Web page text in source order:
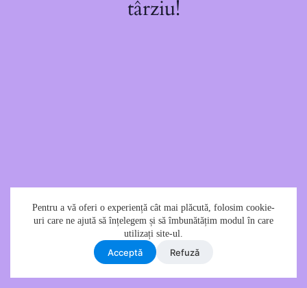
Pentru a vă oferi o experiență cât mai plăcută, folosim cookie-
uri care ne ajută să înțelegem și să îmbunătățim modul în care
utilizați site-ul.
Acceptǎ Refuzǎ
târziu!